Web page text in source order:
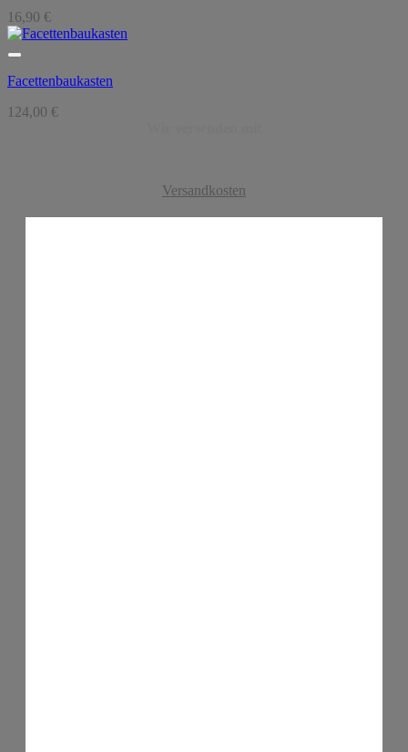
16,90 €
Facettenbaukasten
124,00 €
Versandkosten